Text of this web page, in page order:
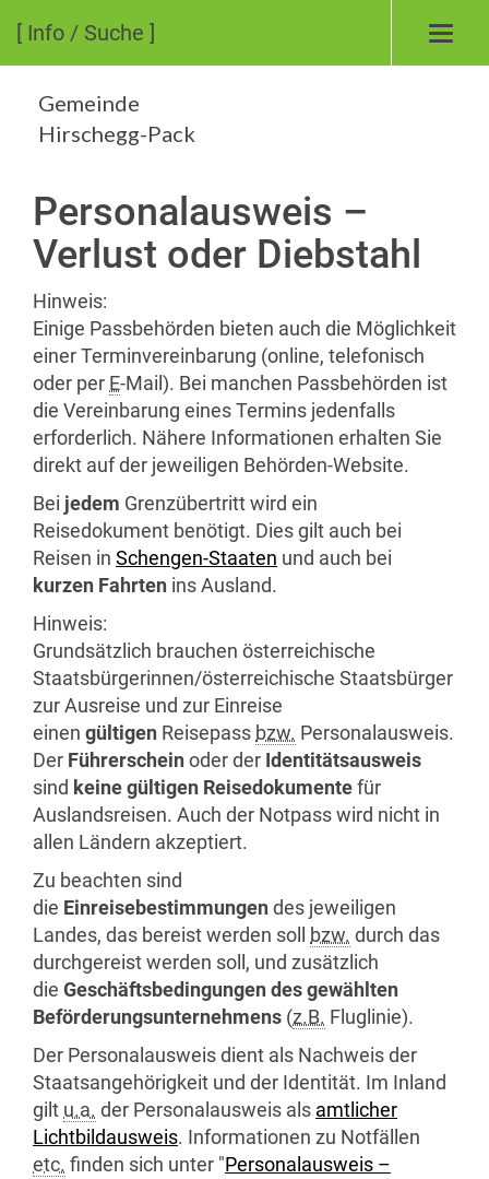
[ Info / Suche ]
Gemeinde
Hirschegg-Pack
Personalausweis –
Verlust oder Diebstahl
Hinweis:
Einige Passbehörden bieten auch die Möglichkeit
einer Terminvereinbarung (online, telefonisch
oder per E-Mail). Bei manchen Passbehörden ist
die Vereinbarung eines Termins jedenfalls
erforderlich. Nähere Informationen erhalten Sie
direkt auf der jeweiligen Behörden-Website.
Bei jedem Grenzübertritt wird ein
Reisedokument benötigt. Dies gilt auch bei
Reisen in Schengen-Staaten und auch bei
kurzen Fahrten ins Ausland.
Hinweis:
Grundsätzlich brauchen österreichische
Staatsbürgerinnen/österreichische Staatsbürger
zur Ausreise und zur Einreise
einen gültigen Reisepass bzw. Personalausweis.
Der Führerscheinoder der Identitätsausweis
sind keine gültigen Reisedokumentefür
Auslandsreisen. Auch der Notpass wird nicht in
allen Ländern akzeptiert.
Zu beachten sind
die Einreisebestimmungendes jeweiligen
Landes, das bereist werden soll
bzw. durch das
durchgereist werden soll, und zusätzlich
die Geschäftsbedingungen des gewählten
Beförderungsunternehmens (z.B. Fluglinie).
Der Personalausweis dient als Nachweis der
Staatsangehörigkeit und der Identität. Im Inland
gilt u.a. der Personalausweis als amtlicher
Lichtbildausweis. Informationen zu Notfällen
etc. finden sich unter "Personalausweis –